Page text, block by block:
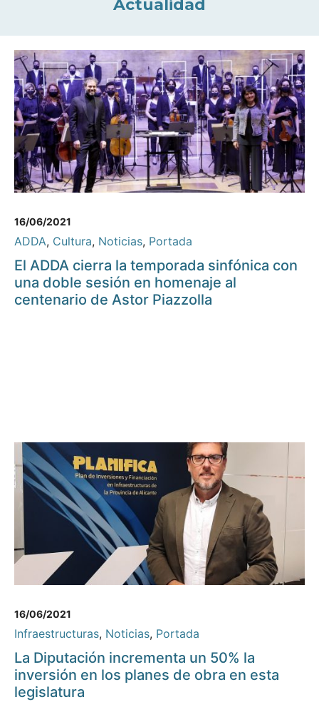
Actualidad
16/06/2021
ADDA, Cultura, Noticias, Portada
El ADDA cierra la temporada sinfónica con
una doble sesión en homenaje al
centenario de Astor Piazzolla
16/06/2021
Infraestructuras, Noticias, Portada
La Diputación incrementa un 50% la
inversión en los planes de obra en esta
legislatura